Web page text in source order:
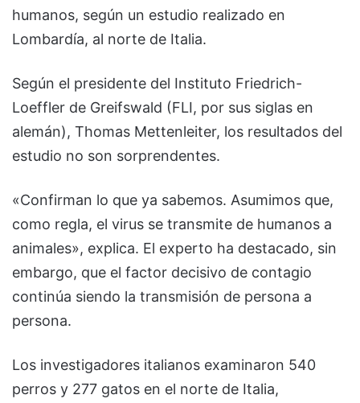
humanos, según un estudio realizado en
Lombardía, al norte de Italia.
Según el presidente del Instituto Friedrich-
Loeffler de Greifswald (FLI, por sus siglas en
alemán), Thomas Mettenleiter, los resultados del
estudio no son sorprendentes.
«Confirman lo que ya sabemos. Asumimos que,
como regla, el virus se transmite de humanos a
animales», explica. El experto ha destacado, sin
embargo, que el factor decisivo de contagio
continúa siendo la transmisión de persona a
persona.
Los investigadores italianos examinaron 540
perros y 277 gatos en el norte de Italia,